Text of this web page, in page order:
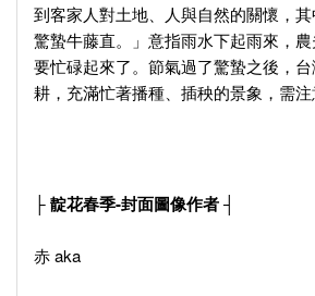
到客家人對土地、人與自然的關懷，其
驚蟄牛藤直。」意指雨水下起雨來，
要忙碌起來了。節氣過了驚蟄之後，
耕，充滿忙著播種、插秧的景象，需注
├ 靛花春季-封面圖像作者 ┤
赤 aka